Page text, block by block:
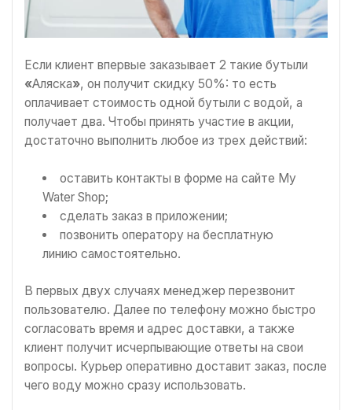
Если клиент впервые заказывает 2 такие бутыли
«Аляска», он получит скидку 50%: то есть
оплачивает стоимость одной бутыли с водой, а
получает два. Чтобы принять участие в акции,
достаточно выполнить любое из трех действий:
оставить контакты в форме на сайте My
Water Shop;
сделать заказ в приложении;
позвонить оператору на бесплатную
линию самостоятельно.
В первых двух случаях менеджер перезвонит
пользователю. Далее по телефону можно быстро
согласовать время и адрес доставки, а также
клиент получит исчерпывающие ответы на свои
вопросы. Курьер оперативно доставит заказ, после
чего воду можно сразу использовать.